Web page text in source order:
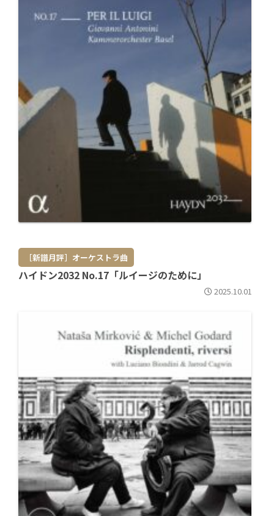
［新譜月評］オーケストラ曲
ハイドン2032 No.17「ルイージのために」
2025.10.01